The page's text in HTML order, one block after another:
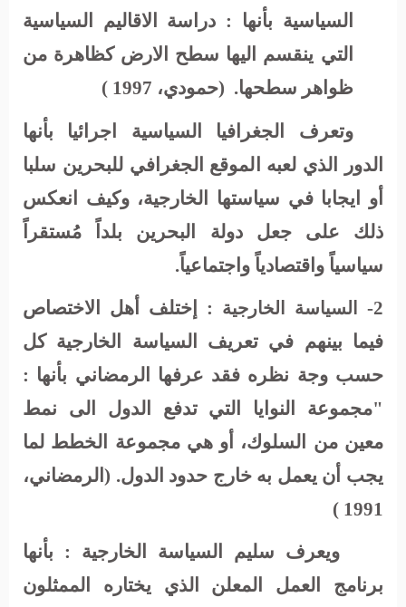
السياسية بأنها : دراسة الاقاليم السياسية
التي ينقسم اليها سطح الارض كظاهرة من
ظواهر سطحها. (حمودي، 1997 )
وتعرف الجغرافيا السياسية اجرائيا بأنها
الدور الذي لعبه الموقع الجغرافي للبحرين سلبا
أو ايجابا في سياستها الخارجية، وكيف انعكس
ذلك على جعل دولة البحرين بلداً مُستقراً
سياسياً واقتصادياً واجتماعياً.
2-
السياسة الخارجية : إختلف أهل الاختصاص
فيما بينهم في تعريف السياسة الخارجية كل
حسب وجة نظره فقد عرفها الرمضاني بأنها :
"مجموعة النوايا التي تدفع الدول الى نمط
معين من السلوك، أو هي مجموعة الخطط لما
يجب أن يعمل به خارج حدود الدول. (الرمضاني،
1991 )
ويعرف سليم السياسة الخارجية : بأنها
برنامج العمل المعلن الذي يختاره الممثلون